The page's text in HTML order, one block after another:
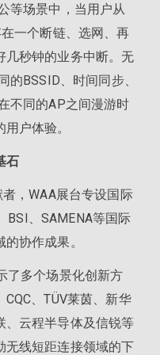
等场景中，当用户从
一个断链、选网、再
几秒钟的业务中断。无
的BSSID、时间同步、
不同的AP之间漫游时
户体验。
石
，WAA展台专设国际
BSI、SAMENA等国际
协作成果。
了多个场景化创新方
、TÜV莱茵、新华
、云程半导体及信锐等
无线短距连接领域的下